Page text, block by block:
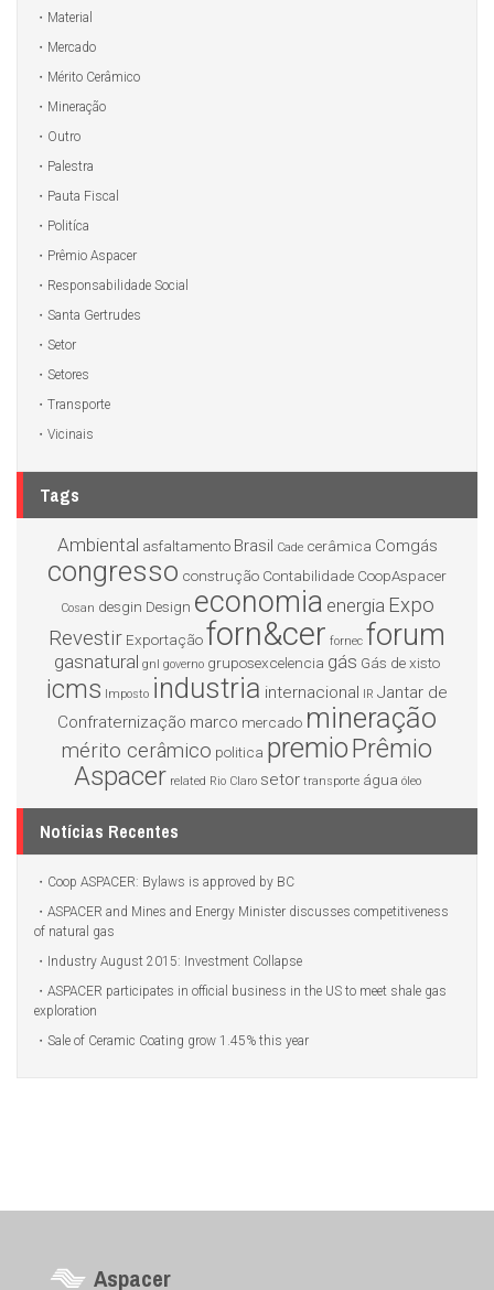
Material
Mercado
Mérito Cerâmico
Mineração
Outro
Palestra
Pauta Fiscal
Politíca
Prêmio Aspacer
Responsabilidade Social
Santa Gertrudes
Setor
Setores
Transporte
Vicinais
Tags
Ambiental asfaltamento Brasil Cade cerâmica Comgás
congresso construção Contabilidade CoopAspacer
Cosan desgin Design economia energia Expo
Revestir Exportaçãoforn&cer fornec forum
gasnatural gnl governo gruposexcelencia gás Gás de xisto
icms Imposto industria internacional IR Jantar de
Confraternização marco mercado mineração
mérito cerâmico politica premioPrêmio
Aspacer related Rio Claro setor transporte água óleo
Notícias Recentes
Coop ASPACER: Bylaws is approved by BC
ASPACER and Mines and Energy Minister discusses competitiveness
of natural gas
Industry August 2015: Investment Collapse
ASPACER participates in official business in the US to meet shale gas
exploration
Sale of Ceramic Coating grow 1.45% this year
Aspacer